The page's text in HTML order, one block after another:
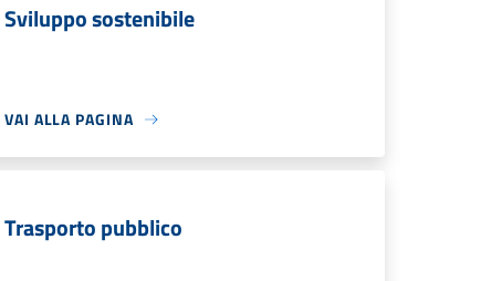
Sviluppo sostenibile
VAI ALLA PAGINA
Trasporto pubblico